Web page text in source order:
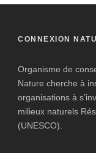
CONNEXION
Organisme de
Nature cherche à
organisations à
milieux naturels
(UNESCO).